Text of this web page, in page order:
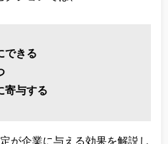
できる
寄与する
が企業に与える効果を解説し